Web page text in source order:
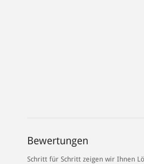
Bewertungen
Schritt für Schritt zeigen wir Ihnen